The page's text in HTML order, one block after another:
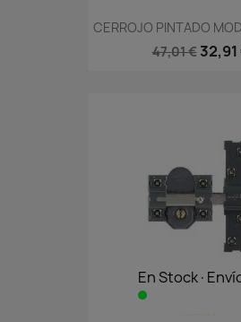
CERROJO PINTADO
47,01 € 32,91
En